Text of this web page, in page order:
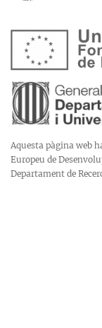
Aquesta pàgina web
Europeu de
Departament de